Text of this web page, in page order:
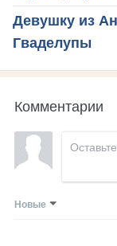
Девушку из
Гваделупы
Комментарии
Новые